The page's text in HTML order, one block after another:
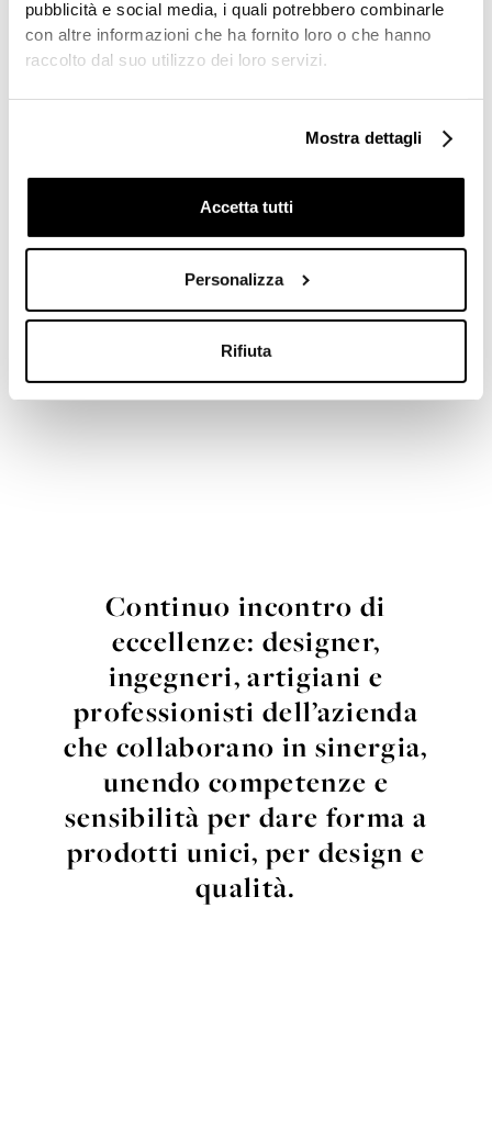
pubblicità e social media, i quali potrebbero combinarle
con altre informazioni che ha fornito loro o che hanno
raccolto dal suo utilizzo dei loro servizi.
Mostra dettagli
Accetta tutti
Personalizza
Rifiuta
Ogni prodotto viene assemblato con la massima
Continuo incontro di
eccellenze: designer,
ingegneri, artigiani e
professionisti dell’azienda
che collaborano in sinergia,
unendo competenze e
sensibilità per dare forma a
prodotti unici, per design e
qualità.